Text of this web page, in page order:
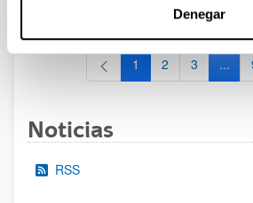
Denegar
al 30/07/2026 (ambos incluídos)
Página
1 Página
2 Página
3 ...
Noticias
RSS